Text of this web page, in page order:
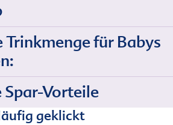
für Babys
Spar-Vorteile
geklickt